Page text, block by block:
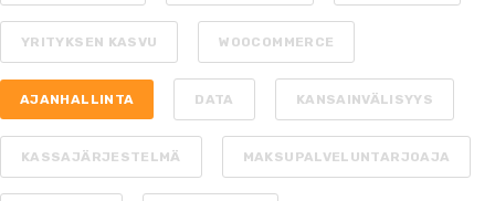
YRITYKSEN KASVU WOOCOMMERCE
AJANHALLINTA DATA KANSAINVÄLISYYS
KASSAJÄRJESTELMÄ MAKSUPALVELUNTARJOAJA